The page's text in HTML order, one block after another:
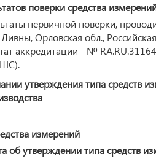
поверки средства
первичной поверки,
Орловская обл., Российская
аккредитации - №
утверждения типа средств
измерений
об утверждении типа средств